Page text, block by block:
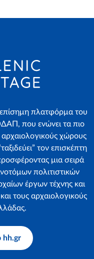
πλατφόρμα του
που ενώνει τα πιο
χώρους
τον επισκέπτη
μια σειρά
πολιτιστικών
έργων τέχνης και
τους αρχαιολογικούς
hh.gr